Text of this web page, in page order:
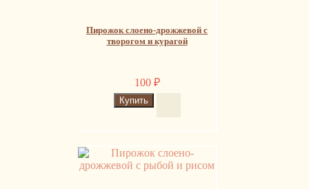
Пирожок слоено-дрожжевой с
творогом и курагой
100 ₽